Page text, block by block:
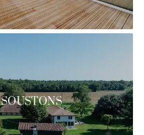
SOUSTONS